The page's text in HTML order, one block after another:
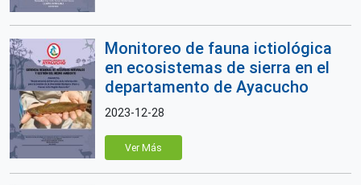
Monitoreo de fauna ictiológica
en ecosistemas de sierra en el
departamento de Ayacucho
2023-12-28
Ver Más